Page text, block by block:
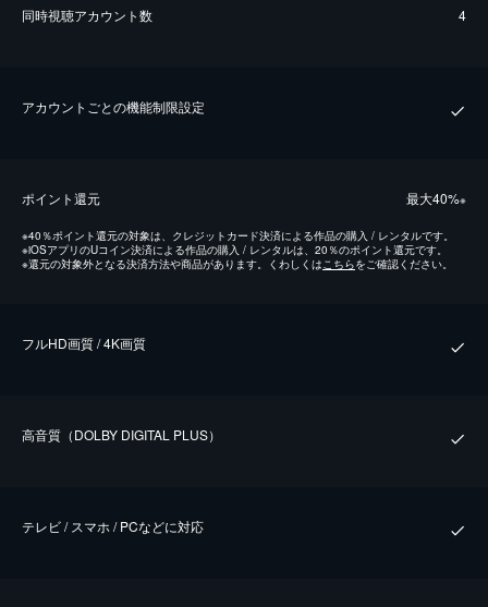
同時視聴アカウント数 4
アカウントごとの機能制限設定
ポイント還元 最⼤40%※
※40％ポイント還元の対象は、クレジットカード決済による作品の購入 / レンタルです。
※iOSアプリのUコイン決済による作品の購入 / レンタルは、20％のポイント還元です。
※還元の対象外となる決済方法や商品があります。くわしくはこちらをご確認ください。
フルHD画質 / 4K画質
⾼⾳質（DOLBY DIGITAL PLUS）
テレビ / スマホ / PCなどに対応